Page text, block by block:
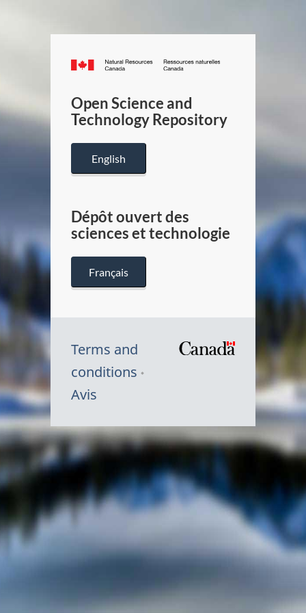
Canada.ca
/
Canada
Open Science and
Technology Repository
English
Dépôt ouvert des
sciences et technologie
Français
Terms and
conditions
Avis
Symbole
du
Canada